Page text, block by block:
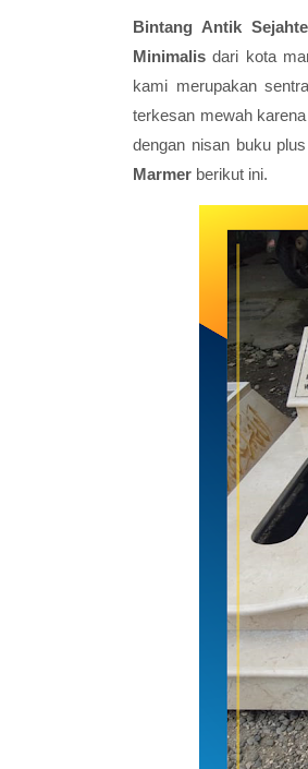
Bintang Antik
Minimalis dari kota
kami merupakan
terkesan mewah
dengan nisan buku
Marmer berikut ini.